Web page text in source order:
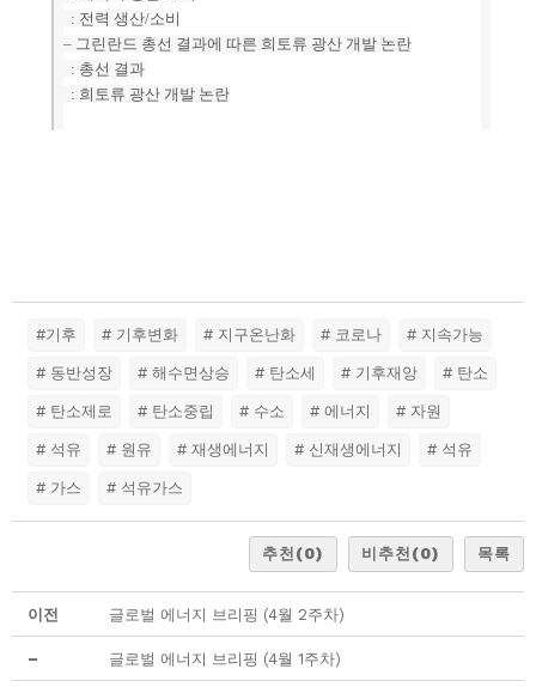
: 전력 생산/소비
– 그린란드 총선 결과에 따른 희토류 광산 개발 논란
: 총선 결과
: 희토류 광산 개발 논란
#기후 # 기후변화 # 지구온난화 # 코로나 # 지속가능
# 동반성장 # 해수면상승 # 탄소세 # 기후재앙 # 탄소
# 탄소제로 # 탄소중립 # 수소 # 에너지 # 자원
# 석유 # 원유 # 재생에너지 # 신재생에너지 # 석유
# 가스 # 석유가스
추천 (0) 비추천 (0) 목록
이전 글로벌 에너지 브리핑 (4월 2주차)
– 글로벌 에너지 브리핑 (4월 1주차)